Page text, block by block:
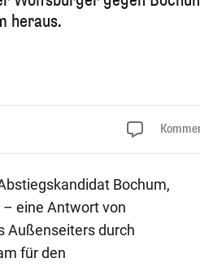
heraus.
Bochum,
eine Antwort von
Außenseiters durch
für den